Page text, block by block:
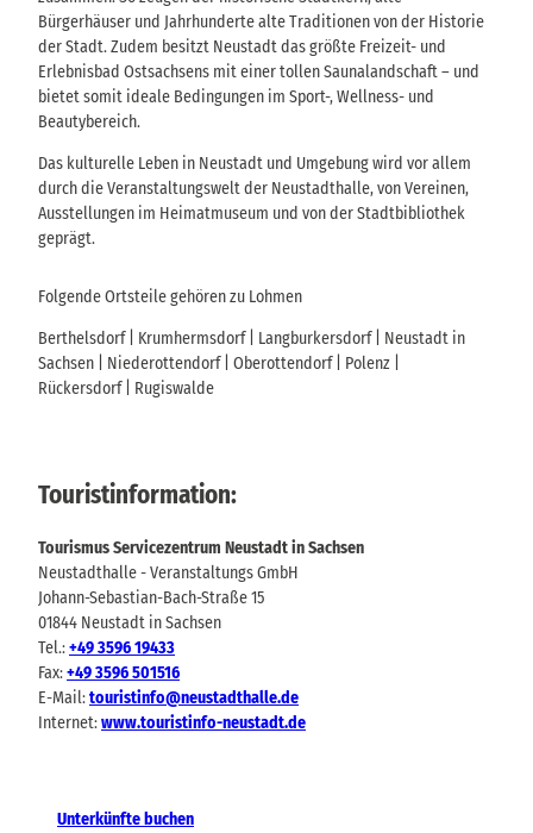
Bürgerhäuser und Jahrhunderte alte Traditionen von der Historie
der Stadt. Zudem besitzt Neustadt das größte Freizeit- und
Erlebnisbad Ostsachsens mit einer tollen Saunalandschaft – und
bietet somit ideale Bedingungen im Sport-, Wellness- und
Beautybereich.
Das kulturelle Leben in Neustadt und Umgebung wird vor allem
durch die Veranstaltungswelt der Neustadthalle, von Vereinen,
Ausstellungen im Heimatmuseum und von der Stadtbibliothek
geprägt.
Folgende Ortsteile gehören zu Lohmen
Berthelsdorf | Krumhermsdorf | Langburkersdorf | Neustadt in
Sachsen | Niederottendorf | Oberottendorf | Polenz |
Rückersdorf | Rugiswalde
Touristinformation:
Tourismus Servicezentrum Neustadt in Sachsen
Neustadthalle - Veranstaltungs GmbH
Johann-Sebastian-Bach-Straße 15
01844 Neustadt in Sachsen
Tel.:+49 3596 19433
Fax:+49 3596 501516
E-Mail:touristinfo@neustadthalle.de
Internet:www.touristinfo-neustadt.de
Unterkünfte buchen